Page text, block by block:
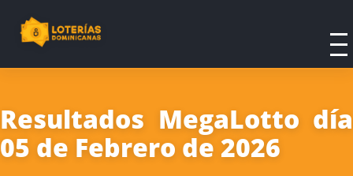
Resultados MegaLotto día
05 de Febrero de 2026